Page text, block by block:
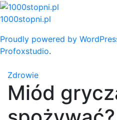
Skip
to
1000stopni.pl
Proudly powered by
Profoxstudio.
Zdrowie
Miód